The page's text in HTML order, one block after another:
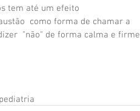
tem até um efeito
como forma de chamar a
"não" de forma calma e firme
pediatria